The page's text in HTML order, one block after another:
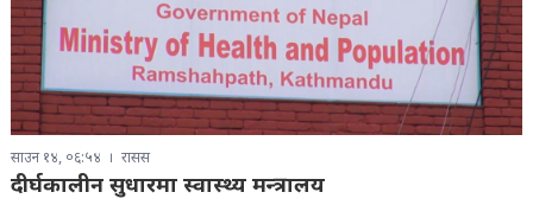
साउन १४, ०६:५४ रासस
दीर्घकालीन सुधारमा स्वास्थ्य मन्त्रालय